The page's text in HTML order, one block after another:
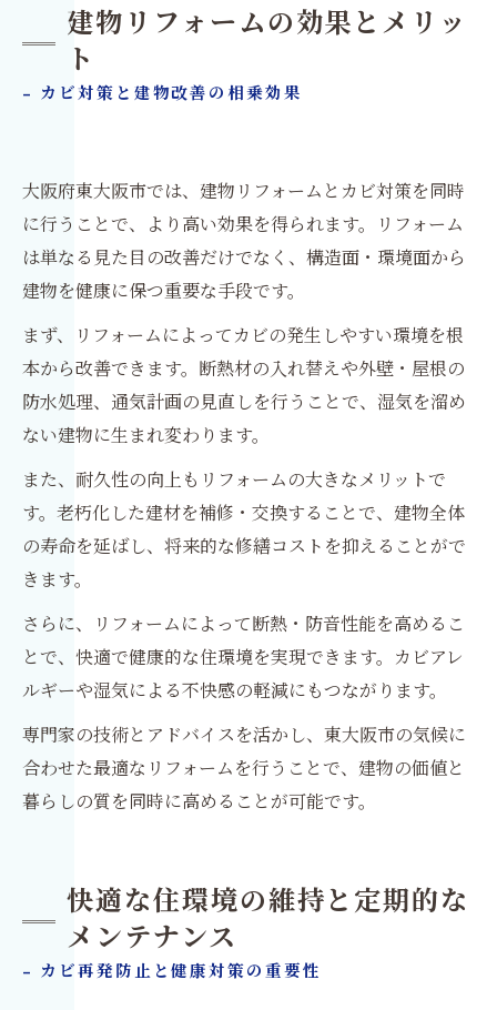
建物リフォームの効果とメリッ
ト
- カビ対策と建物改善の相乗効果
大阪府東大阪市では、建物リフォームとカビ対策を同時
に行うことで、より高い効果を得られます。リフォーム
は単なる見た目の改善だけでなく、構造面・環境面から
建物を健康に保つ重要な手段です。
まず、リフォームによってカビの発生しやすい環境を根
本から改善できます。断熱材の入れ替えや外壁・屋根の
防水処理、通気計画の見直しを行うことで、湿気を溜め
ない建物に生まれ変わります。
また、耐久性の向上もリフォームの大きなメリットで
す。老朽化した建材を補修・交換することで、建物全体
の寿命を延ばし、将来的な修繕コストを抑えることがで
きます。
さらに、リフォームによって断熱・防音性能を高めるこ
とで、快適で健康的な住環境を実現できます。カビアレ
ルギーや湿気による不快感の軽減にもつながります。
専門家の技術とアドバイスを活かし、東大阪市の気候に
合わせた最適なリフォームを行うことで、建物の価値と
暮らしの質を同時に高めることが可能です。
快適な住環境の維持と定期的な
メンテナンス
- カビ再発防止と健康対策の重要性